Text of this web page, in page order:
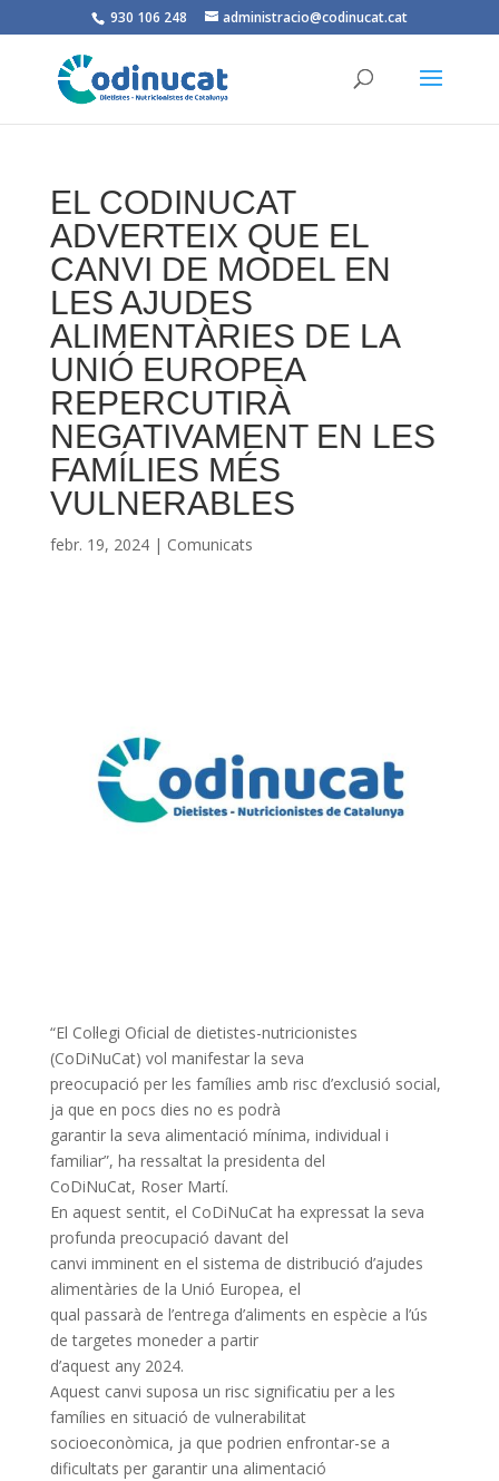
930 106 248 administracio@codinucat.cat
EL CODINUCAT
ADVERTEIX QUE EL
CANVI DE MODEL EN
LES AJUDES
ALIMENTÀRIES DE LA
UNIÓ EUROPEA
REPERCUTIRÀ
NEGATIVAMENT EN LES
FAMÍLIES MÉS
VULNERABLES
febr. 19, 2024| Comunicats
“El Col·legi Oficial de dietistes-nutricionistes
(CoDiNuCat) vol manifestar la seva
preocupació per les famílies amb risc d’exclusió social,
ja que en pocs dies no es podrà
garantir la seva alimentació mínima, individual i
familiar”, ha ressaltat la presidenta del
CoDiNuCat, Roser Martí.
En aquest sentit, el CoDiNuCat ha expressat la seva
profunda preocupació davant del
canvi imminent en el sistema de distribució d’ajudes
alimentàries de la Unió Europea, el
qual passarà de l’entrega d’aliments en espècie a l’ús
de targetes moneder a partir
d’aquest any 2024.
Aquest canvi suposa un risc significatiu per a les
famílies en situació de vulnerabilitat
socioeconòmica, ja que podrien enfrontar-se a
dificultats per garantir una alimentació